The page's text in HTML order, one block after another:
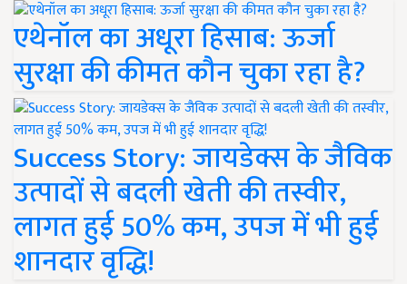
एथेनॉल का अधूरा हिसाब: ऊर्जा
सुरक्षा की कीमत कौन चुका रहा है?
Success Story: जायडेक्स के जैविक
उत्पादों से बदली खेती की तस्वीर,
लागत हुई 50% कम, उपज में भी हुई
शानदार वृद्धि!